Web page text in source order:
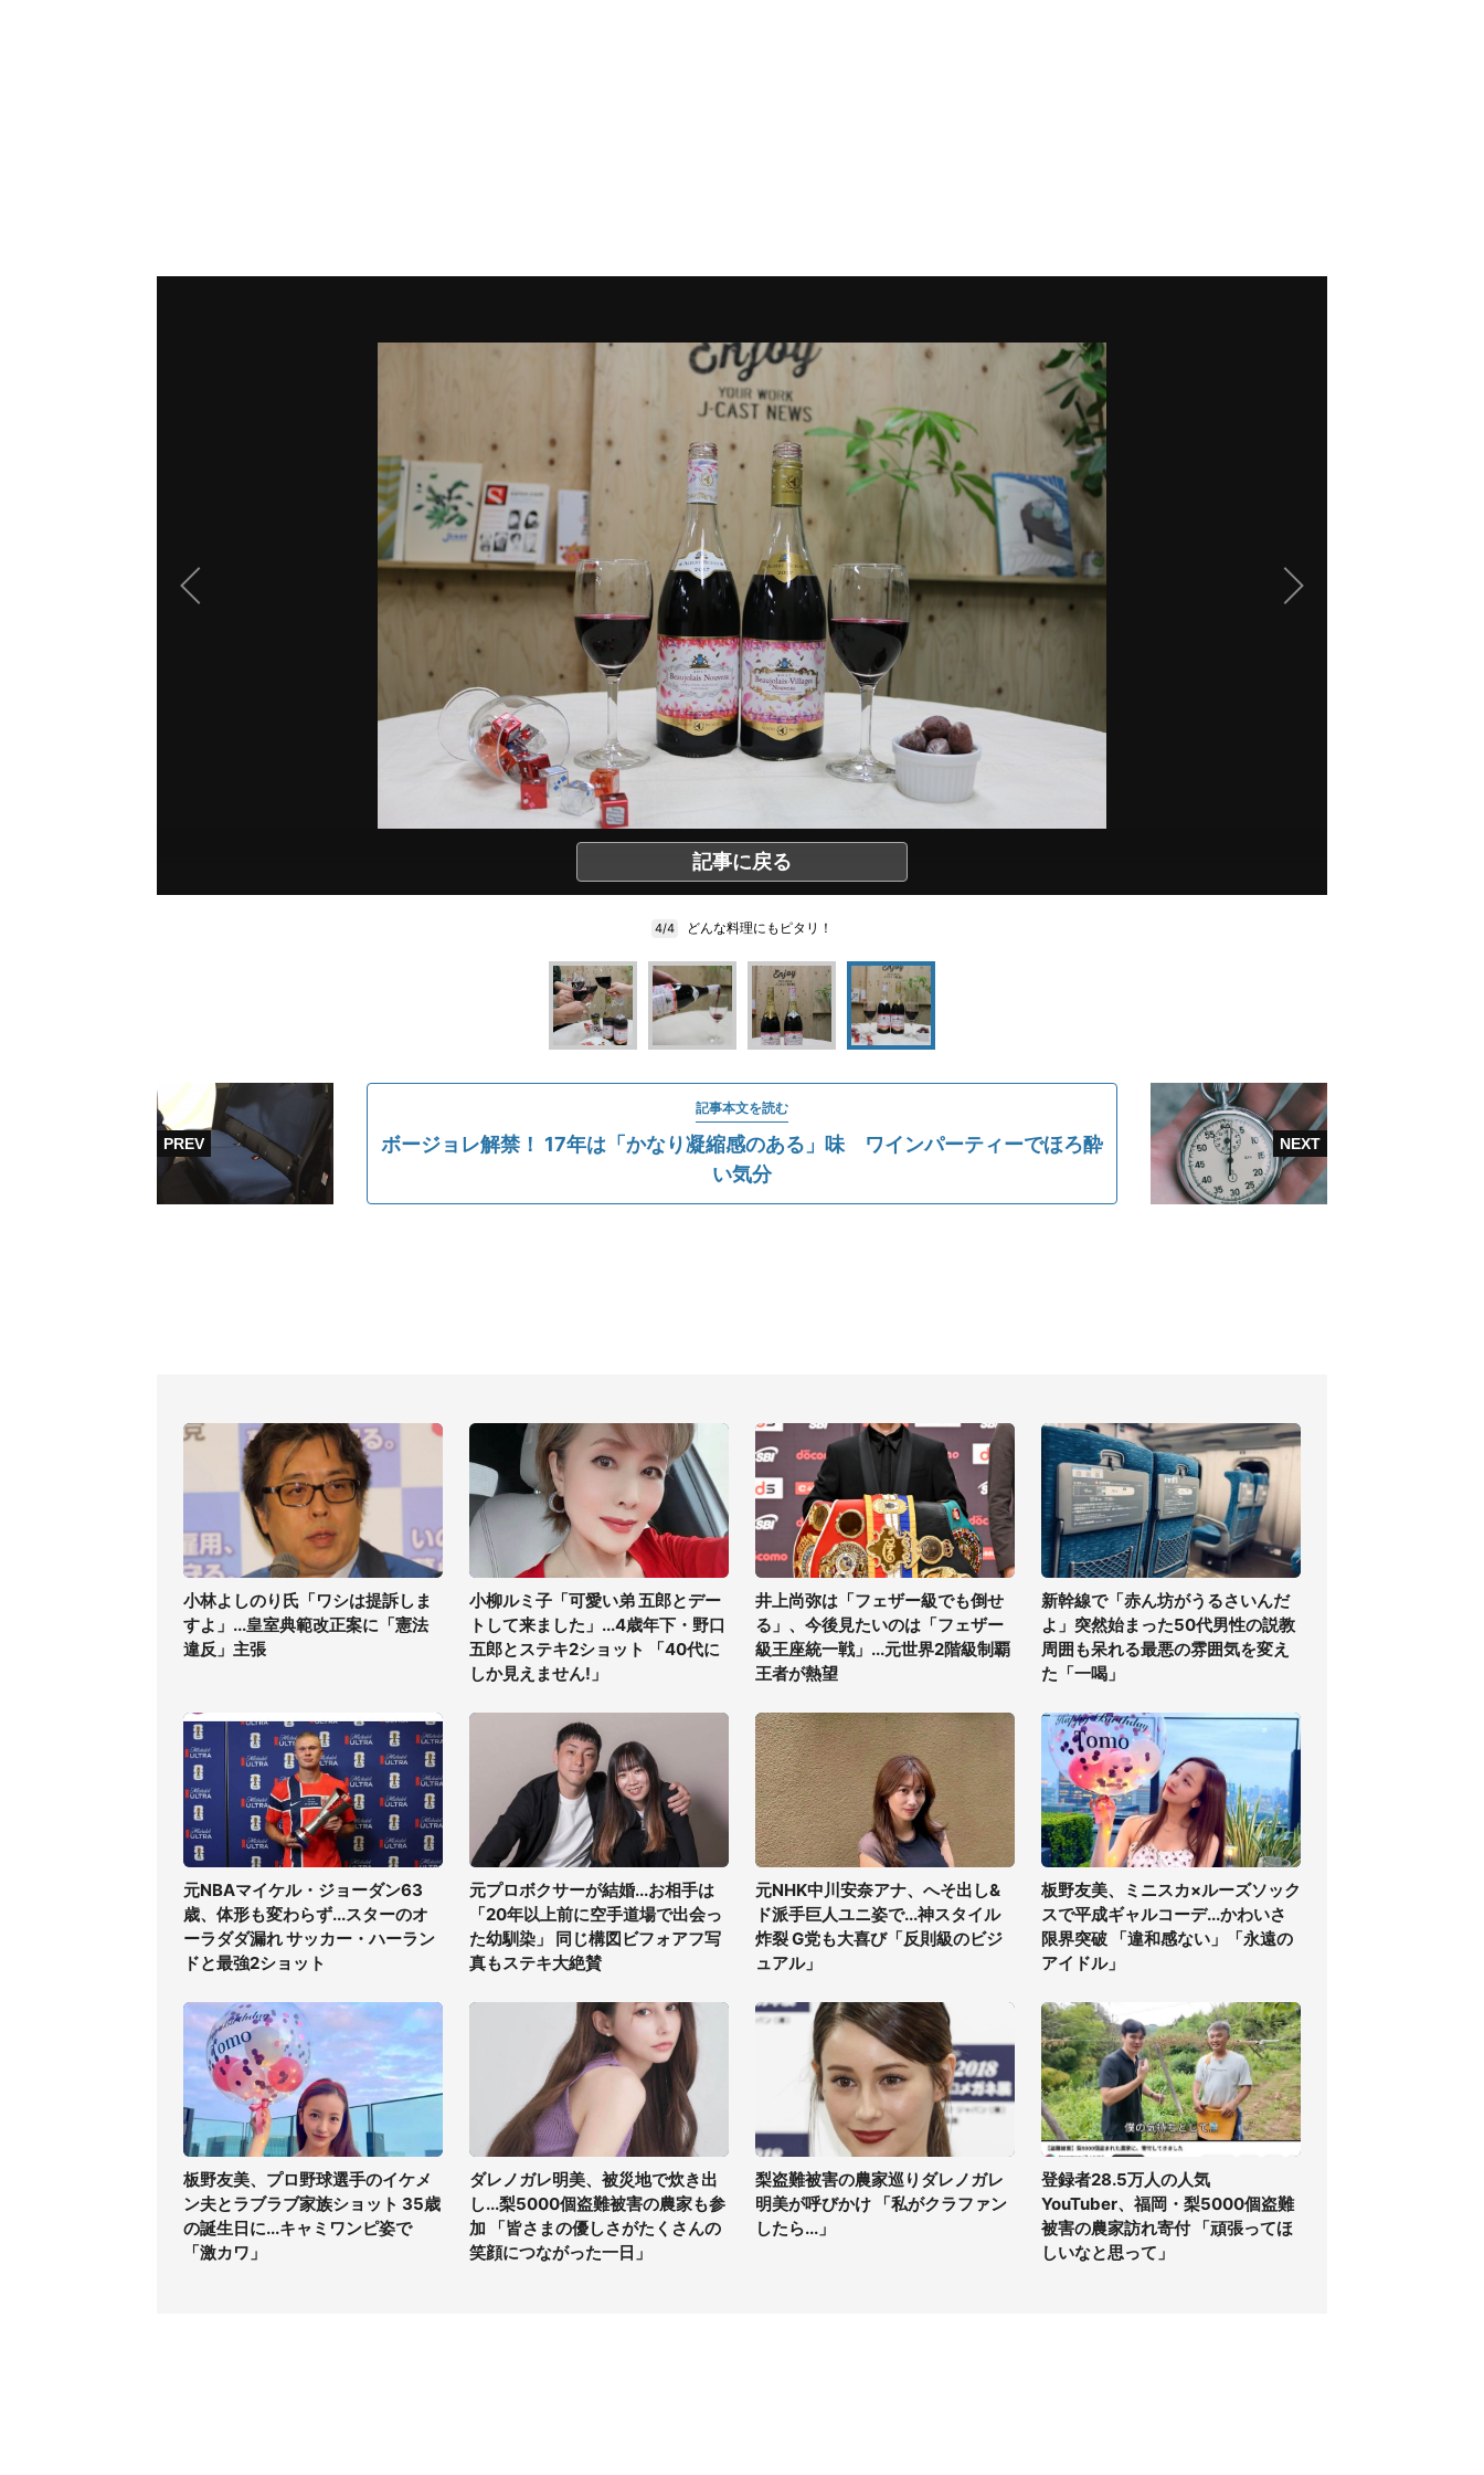
記事に戻る
4/4 どんな料理にもピタリ！
記事本文を読む
ボージョレ解禁！ 17年は「かなり凝縮感のある」味 ワインパーティーでほろ酔
い気分
小林よしのり氏「ワシは提訴しま
すよ」...皇室典範改正案に「憲法
違反」主張
小柳ルミ子「可愛い弟 五郎とデー
トして来ました」...4歳年下・野口
五郎とステキ2ショット 「40代に
しか見えません!」
井上尚弥は「フェザー級でも倒せ
る」、今後見たいのは「フェザー
級王座統一戦」...元世界2階級制覇
王者が熱望
新幹線で「赤ん坊がうるさいんだ
よ」突然始まった50代男性の説教
周囲も呆れる最悪の雰囲気を変え
た「一喝」
元NBAマイケル・ジョーダン63
歳、体形も変わらず...スターのオ
ーラダダ漏れ サッカー・ハーラン
ドと最強2ショット
元プロボクサーが結婚...お相手は
「20年以上前に空手道場で出会っ
た幼馴染」 同じ構図ビフォアフ写
真もステキ大絶賛
元NHK中川安奈アナ、へそ出し&
ド派手巨人ユニ姿で...神スタイル
炸裂 G党も大喜び「反則級のビジ
ュアル」
板野友美、ミニスカ×ルーズソック
スで平成ギャルコーデ...かわいさ
限界突破 「違和感ない」「永遠の
アイドル」
板野友美、プロ野球選手のイケメ
ン夫とラブラブ家族ショット 35歳
の誕生日に...キャミワンピ姿で
「激カワ」
ダレノガレ明美、被災地で炊き出
し...梨5000個盗難被害の農家も参
加 「皆さまの優しさがたくさんの
笑顔につながった一日」
梨盗難被害の農家巡りダレノガレ
明美が呼びかけ 「私がクラファン
したら...」
登録者28.5万人の人気
YouTuber、福岡・梨5000個盗難
被害の農家訪れ寄付 「頑張ってほ
しいなと思って」